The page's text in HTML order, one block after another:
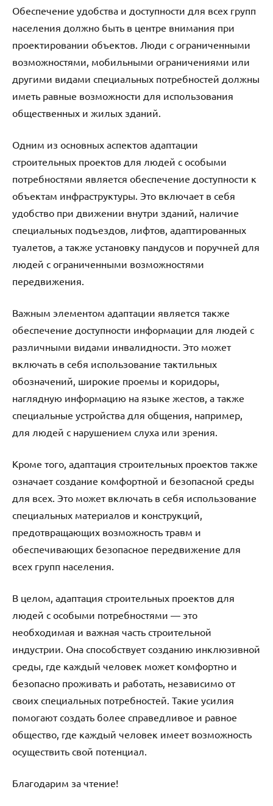
Обеспечение удобства и доступности для всех групп
населения должно быть в центре внимания при
проектировании объектов. Люди с ограниченными
возможностями, мобильными ограничениями или
другими видами специальных потребностей должны
иметь равные возможности для использования
общественных и жилых зданий.
Одним из основных аспектов адаптации
строительных проектов для людей с особыми
потребностями является обеспечение доступности к
объектам инфраструктуры. Это включает в себя
удобство при движении внутри зданий, наличие
специальных подъездов, лифтов, адаптированных
туалетов, а также установку пандусов и поручней для
людей с ограниченными возможностями
передвижения.
Важным элементом адаптации является также
обеспечение доступности информации для людей с
различными видами инвалидности. Это может
включать в себя использование тактильных
обозначений, широкие проемы и коридоры,
наглядную информацию на языке жестов, а также
специальные устройства для общения, например,
для людей с нарушением слуха или зрения.
Кроме того, адаптация строительных проектов также
означает создание комфортной и безопасной среды
для всех. Это может включать в себя использование
специальных материалов и конструкций,
предотвращающих возможность травм и
обеспечивающих безопасное передвижение для
всех групп населения.
В целом, адаптация строительных проектов для
людей с особыми потребностями — это
необходимая и важная часть строительной
индустрии. Она способствует созданию инклюзивной
среды, где каждый человек может комфортно и
безопасно проживать и работать, независимо от
своих специальных потребностей. Такие усилия
помогают создать более справедливое и равное
общество, где каждый человек имеет возможность
осуществить свой потенциал.
Благодарим за чтение!